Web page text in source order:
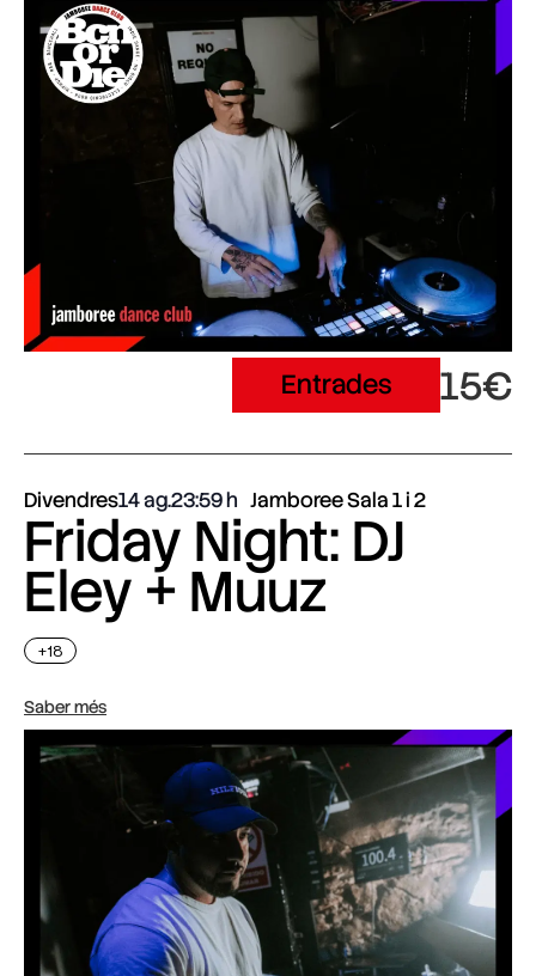
Entrades 15€
Divendres14 ag.23:59 Jamboree Sala 1 i 2
Friday Night: DJ
Eley + Muuz
+18
Saber més